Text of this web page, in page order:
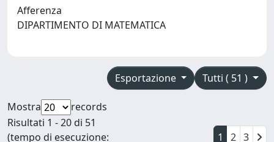
Afferenza
DIPARTIMENTO DI MATEMATICA
Tutti ( 51 )
Esportazione
Mostra
records
Risultati 1 - 20 di 51
(tempo di esecuzione:
1 2 3